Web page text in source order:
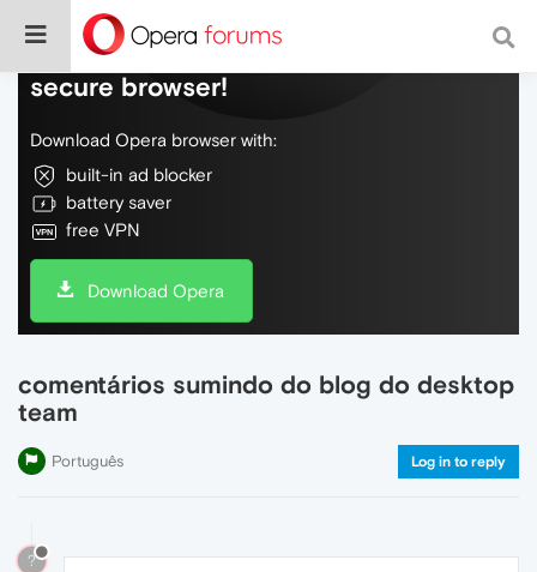
Do more on the web, with a fast and
secure browser!
Download Opera browser with:
built-in ad blocker
battery saver
free VPN
Download Opera
comentários sumindo do blog do desktop
team
Português Log in to reply
?